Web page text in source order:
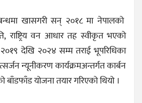
खासगरी सन् २०१८ मा नेपालको
राष्ट्रिय वन आधार तह स्वीकृत भएको
देखि २०२४ सम्म तराई भूपरिधिका
न्यूनीकरण कार्यक्रमअन्तर्गत कार्बन
बाँडफाँड योजना तयार गरिएको थियो ।